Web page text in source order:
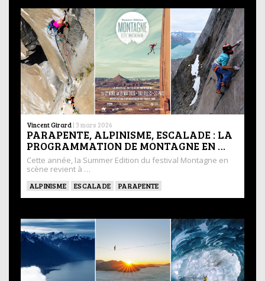
Vincent Girard | 3 mars 2026
PARAPENTE, ALPINISME, ESCALADE : LA
PROGRAMMATION DE MONTAGNE EN …
Cette année, la Summer Edition du festival Montagne en
scène revient à …
ALPINISME ESCALADE PARAPENTE